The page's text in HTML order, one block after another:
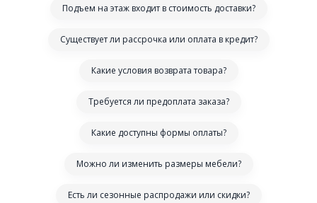
Подъем на этаж входит в стоимость доставки?
Существует ли рассрочка или оплата в кредит?
Какие условия возврата товара?
Требуется ли предоплата заказа?
Какие доступны формы оплаты?
Можно ли изменить размеры мебели?
Есть ли сезонные распродажи или скидки?